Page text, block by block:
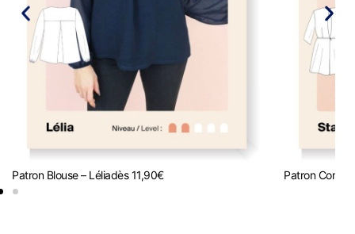
Patron Blouse – Léliadès11,90€ Patron